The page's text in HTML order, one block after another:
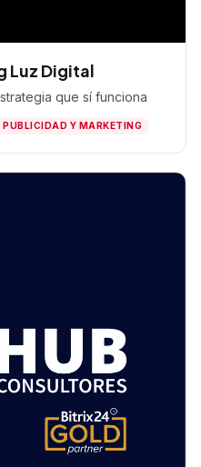
Luz Digital
que sí funciona
PUBLICIDAD Y MARKETING